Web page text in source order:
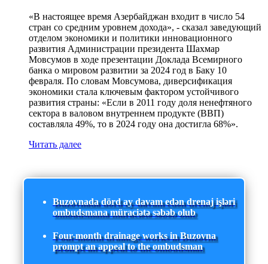
«В настоящее время Азербайджан входит в число 54
стран со средним уровнем дохода», - сказал заведующий
отделом экономики и политики инновационного
развития Администрации президента Шахмар
Мовсумов в ходе презентации Доклада Всемирного
банка о мировом развитии за 2024 год в Баку 10
февраля. По словам Мовсумова, диверсификация
экономики стала ключевым фактором устойчивого
развития страны: «Если в 2011 году доля ненефтяного
сектора в валовом внутреннем продукте (ВВП)
составляла 49%, то в 2024 году она достигла 68%».
Читать далее
Buzovnada dörd ay davam edən drenaj işləri
ombudsmana müraciətə səbəb olub
Four-month drainage works in Buzovna
prompt an appeal to the ombudsman